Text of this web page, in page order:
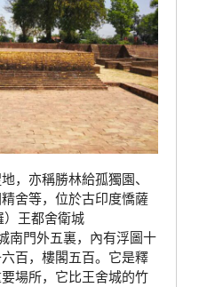
，亦稱勝林給孤獨園、
舍等，位於古印度憍薩
王都舍衛城
南門外五裏，內有浮圖十
百，樓閣五百。它是釋
場所，它比王舍城的竹